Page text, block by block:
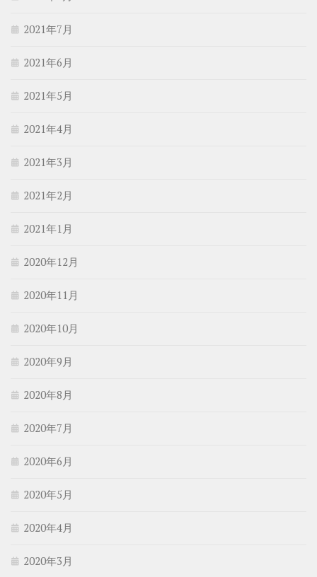
2021年7月
2021年6月
2021年5月
2021年4月
2021年3月
2021年2月
2021年1月
2020年12月
2020年11月
2020年10月
2020年9月
2020年8月
2020年7月
2020年6月
2020年5月
2020年4月
2020年3月